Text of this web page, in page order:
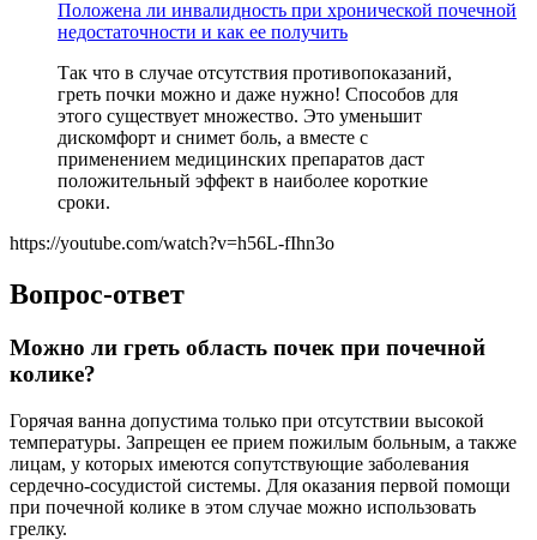
Положена ли инвалидность при хронической почечной
недостаточности и как ее получить
Так что в случае отсутствия противопоказаний,
греть почки можно и даже нужно! Способов для
этого существует множество. Это уменьшит
дискомфорт и снимет боль, а вместе с
применением медицинских препаратов даст
положительный эффект в наиболее короткие
сроки.
https://youtube.com/watch?v=h56L-fIhn3o
Вопрос-ответ
Можно ли греть область почек при почечной
колике?
Горячая ванна допустима только при отсутствии высокой
температуры. Запрещен ее прием пожилым больным, а также
лицам, у которых имеются сопутствующие заболевания
сердечно-сосудистой системы. Для оказания первой помощи
при почечной колике в этом случае можно использовать
грелку.